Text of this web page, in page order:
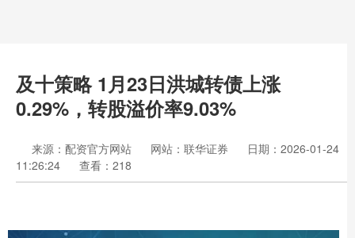
及十策略 1月23日洪城转债上涨
0.29%，转股溢价率9.03%
来源：配资官方网站 网站：联华证券
日期：2026-01-24
11:26:24
查看：218